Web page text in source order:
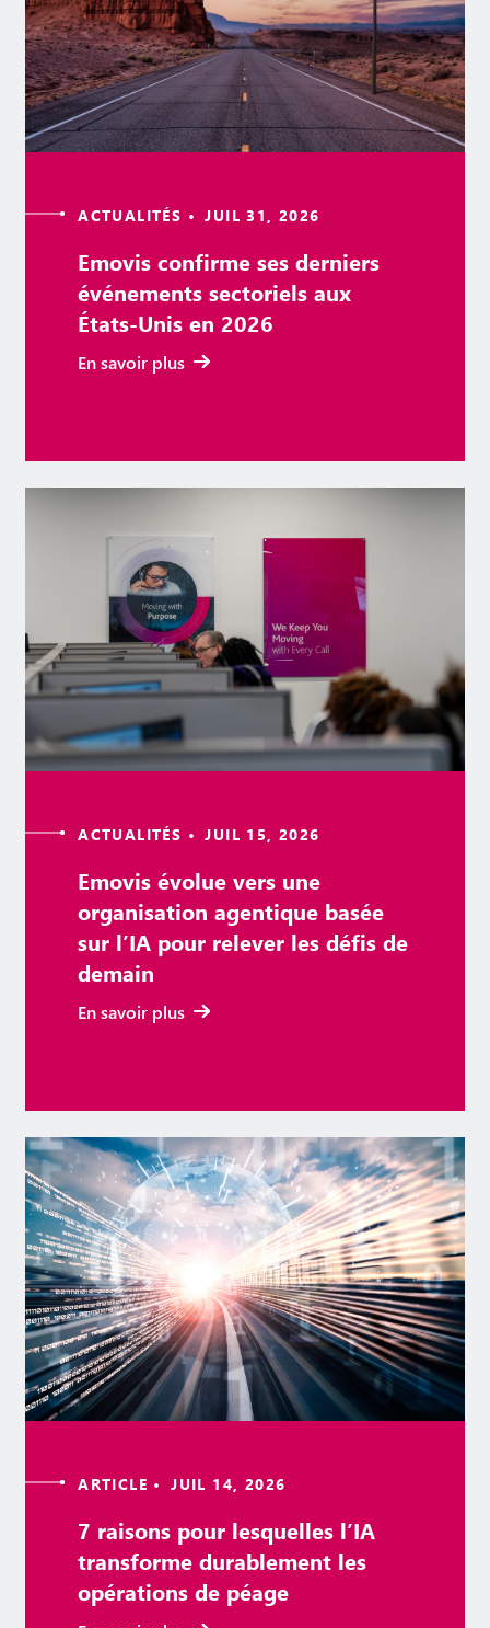
ACTUALITÉS • JUIL 31, 2026
Emovis confirme ses derniers
événements sectoriels aux
États-Unis en 2026
En savoir plus
ACTUALITÉS • JUIL 15, 2026
Emovis évolue vers une
organisation agentique basée
sur l’IA pour relever les défis de
demain
En savoir plus
ARTICLE • JUIL 14, 2026
7 raisons pour lesquelles l’IA
transforme durablement les
opérations de péage